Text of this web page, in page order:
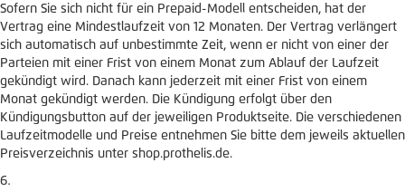
Sofern Sie sich nicht für ein Prepaid-Modell entscheiden, hat der
Vertrag eine Mindestlaufzeit von 12 Monaten. Der Vertrag verlängert
sich automatisch auf unbestimmte Zeit, wenn er nicht von einer der
Parteien mit einer Frist von einem Monat zum Ablauf der Laufzeit
gekündigt wird. Danach kann jederzeit mit einer Frist von einem
Monat gekündigt werden. Die Kündigung erfolgt über den
Kündigungsbutton auf der jeweiligen Produktseite. Die verschiedenen
Laufzeitmodelle und Preise entnehmen Sie bitte dem jeweils aktuellen
Preisverzeichnis unter shop.prothelis.de.